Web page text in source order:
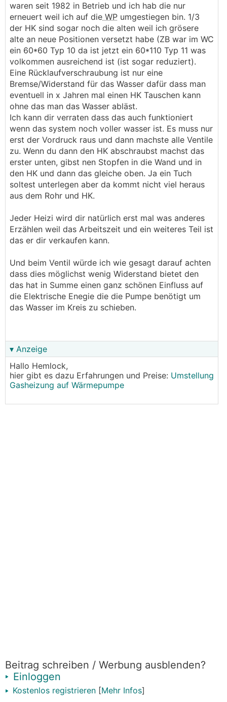
Meinst du, du kannst den HK nicht mal absperren
oder meinst du eine Rücklaufverschraubung mit
Einstellmöglichkeit?
waren seit 1982 in Betrieb und ich hab die nur
erneuert weil ich auf die WP umgestiegen bin. 1/3
der HK sind sogar noch die alten weil ich grösere
alte an neue Positionen versetzt habe (ZB war im WC
ein 60*60 Typ 10 da ist jetzt ein 60*110 Typ 11 was
volkommen ausreichend ist (ist sogar reduziert).
Eine Rücklaufverschraubung ist nur eine
Bremse/Widerstand für das Wasser dafür dass man
eventuell in x Jahren mal einen HK Tauschen kann
ohne das man das Wasser abläst.
Ich kann dir verraten dass das auch funktioniert
wenn das system noch voller wasser ist. Es muss nur
erst der Vordruck raus und dann machste alle Ventile
zu. Wenn du dann den HK abschraubst machst das
erster unten, gibst nen Stopfen in die Wand und in
den HK und dann das gleiche oben. Ja ein Tuch
soltest unterlegen aber da kommt nicht viel heraus
aus dem Rohr und HK.
Jeder Heizi wird dir natürlich erst mal was anderes
Erzählen weil das Arbeitszeit und ein weiteres Teil ist
das er dir verkaufen kann.
Und beim Ventil würde ich wie gesagt darauf achten
dass dies möglichst wenig Widerstand bietet den
das hat in Summe einen ganz schönen Einfluss auf
die Elektrische Enegie die die Pumpe benötigt um
das Wasser im Kreis zu schieben.
▾ Anzeige
Hallo Hemlock,
hier gibt es dazu Erfahrungen und Preise: Umstellung
Gasheizung auf Wärmepumpe
Beitrag schreiben / Werbung ausblenden?
Einloggen
Kostenlos registrieren [Mehr Infos]